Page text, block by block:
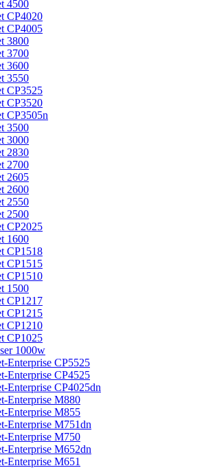
4500
CP4020
CP4005
3800
3700
3600
3550
CP3525
CP3520
CP3505n
3500
3000
2830
2700
2605
2600
2550
2500
CP2025
1600
CP1518
CP1515
CP1510
1500
CP1217
CP1215
CP1210
CP1025
1000w
Enterprise CP5525
Enterprise CP4525
Enterprise CP4025dn
Enterprise M880
Enterprise M855
Enterprise M751dn
Enterprise M750
Enterprise M652dn
Enterprise M651